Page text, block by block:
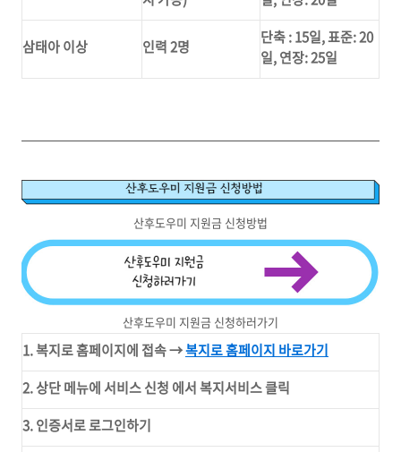
삼태아 이상 인력 2명
단축 : 15일, 표준: 20
일, 연장: 25일
산후도우미 지원금 신청방법
산후도우미 지원금 신청하러가기
1. 복지로 홈페이지에 접속 →복지로 홈페이지 바로가기
2. 상단 메뉴에 서비스 신청 에서 복지서비스 클릭
3. 인증서로 로그인하기